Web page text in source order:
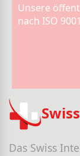
Unsere
nach ISO
Das Swiss